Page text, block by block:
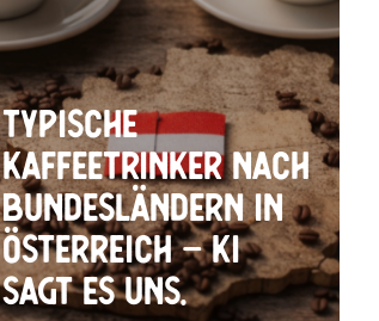
Typische
Kaffeetrinker nach
Bundesländern in
Österreich – KI
sagt es uns.